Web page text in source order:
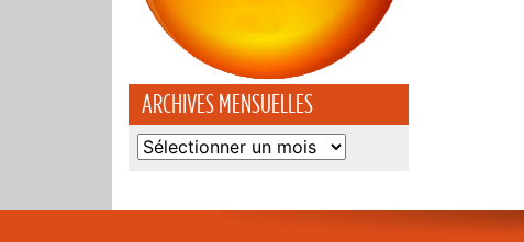
ARCHIVES MENSUELLES
Archives